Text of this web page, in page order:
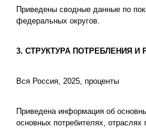
Приведены сводные данные по
федеральных округов.
3. СТРУКТУРА ПОТРЕБЛЕНИЯ
Вся Россия, 2025, проценты
Приведена информация об
основных потребителях, отраслях